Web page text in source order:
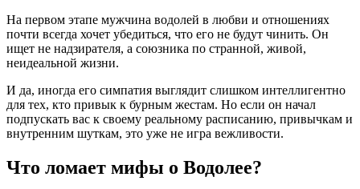
На первом этапе мужчина водолей в любви и отношениях
почти всегда хочет убедиться, что его не будут чинить. Он
ищет не надзирателя, а союзника по странной, живой,
неидеальной жизни.
И да, иногда его симпатия выглядит слишком интеллигентно
для тех, кто привык к бурным жестам. Но если он начал
подпускать вас к своему реальному расписанию, привычкам и
внутренним шуткам, это уже не игра вежливости.
Что ломает мифы о Водолее?